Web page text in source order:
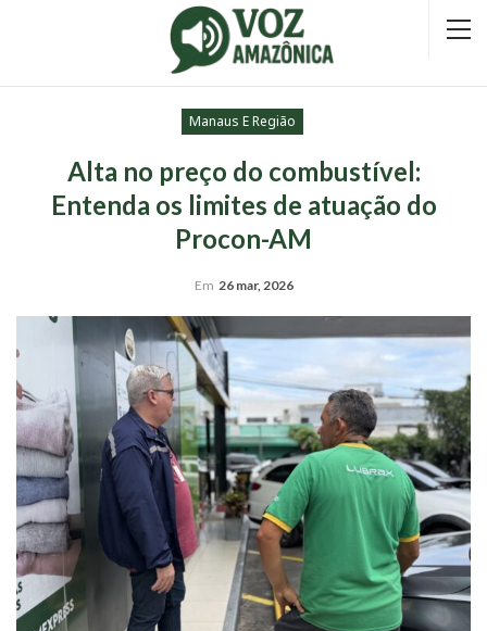
Manaus E Região
Alta no preço do combustível:
Entenda os limites de atuação do
Procon-AM
Em 26 mar, 2026